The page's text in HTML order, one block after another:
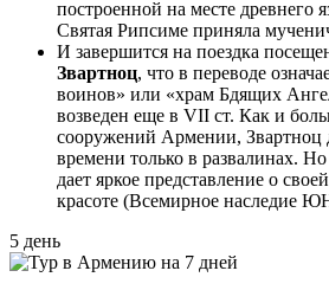
построенной на месте древнего
Святая Рипсиме приняла
И завершится на поездка
Звартноц, что в переводе
воинов» или «храм Бдящих
возведен еще в VII ст. Как и
сооружений Армении, Звартноц
времени только в развалинах.
дает яркое представление о
красоте (Всемирное наследие
5 день